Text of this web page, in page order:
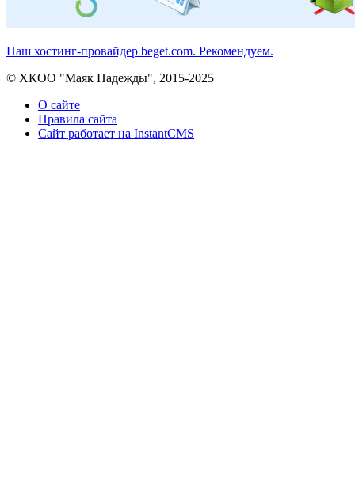
Наш хостинг-провайдер beget.com. Рекомендуем.
© ХКОО "Маяк Надежды", 2015-2025
О сайте
Правила сайта
Сайт работает на InstantCMS